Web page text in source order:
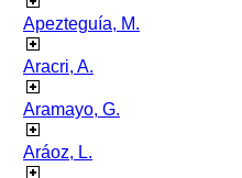
Apezteguía, M.
Aracri, A.
Aramayo, G.
Aráoz, L.